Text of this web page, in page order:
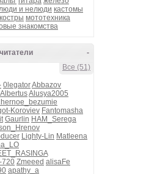
и нелюди кастомы
костры мототехника
знакомства
-
Все (51)
0legatorAbbazov
AlbertusAlusya2005
Koroviev Fantomasha
Gaurlin HAM_Serega
Lighty-Lin Matleena
720 Zmeeed alisaFe
apathy_a